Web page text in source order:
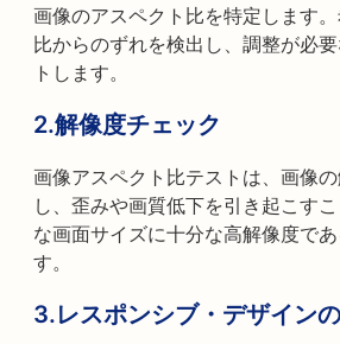
画像のアスペクト比を特定します
比からのずれを検出し、調整が必
トします。
2.解像度チェック
画像アスペクト比テストは、画像
し、歪みや画質低下を引き起こす
な画面サイズに十分な高解像度で
す。
3.レスポンシブ・デザイン